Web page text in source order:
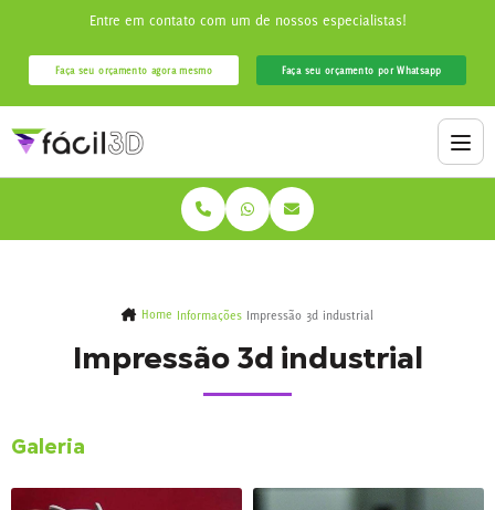
Entre em contato com um de nossos especialistas!
Faça seu orçamento agora mesmo Faça seu orçamento por Whatsapp
Home Informações Impressão 3d industrial
Impressão 3d industrial
Galeria